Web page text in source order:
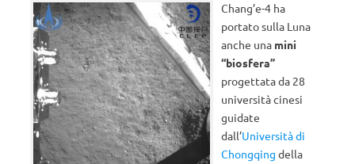
Chang’e-4 ha
portato sulla Luna
anche una mini
“biosfera”
progettata da 28
università cinesi
guidate
dall’Università di
Chongqing della